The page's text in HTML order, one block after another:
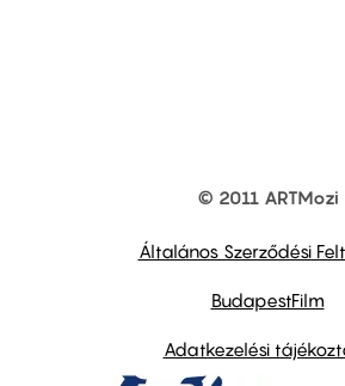
© 2011 ARTMozi
Általános Szerződési
BudapestFilm
Adatkezelési